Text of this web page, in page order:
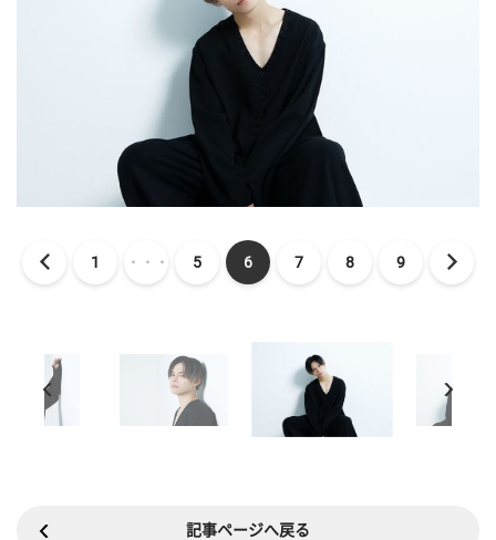
1 ・・・ 5 6 7 8 9
記事ページへ戻る